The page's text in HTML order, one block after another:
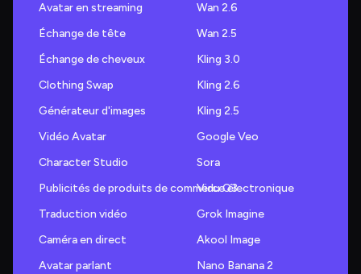
Avatar en streaming
Échange de tête
Échange de cheveux
Clothing Swap
Générateur d'images
Vidéo Avatar
Character Studio
Publicités de produits de commerce électronique
Traduction vidéo
Caméra en direct
Avatar parlant
Wan 2.6
Wan 2.5
Kling 3.0
Kling 2.6
Kling 2.5
Google Veo
Sora
Vidu Q3
Grok Imagine
Akool Image
Nano Banana 2